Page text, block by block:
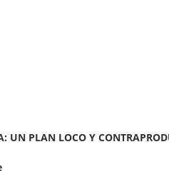
UN PLAN LOCO Y